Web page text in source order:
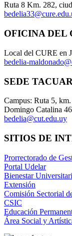
Ruta 8 Km. 282,
OFICINA DEL
Local del CURE en
bedelia-
SEDE
Campus: Ruta 5,
Domingo Catalina
bedelia@cut.edu.uy
SITIOS DE
Prorrectorado de
Portal Udelar
Bienestar
Extensión
Comisión Sectorial
CSIC
Educación
Área Social y